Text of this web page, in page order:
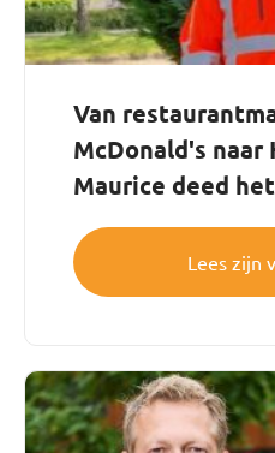
Van
McDonald's naar
Maurice deed
Lees zijn